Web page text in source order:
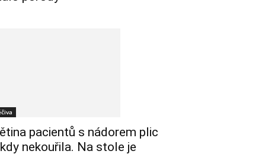
pacientů s nádorem plic
nekouřila. Na stole je